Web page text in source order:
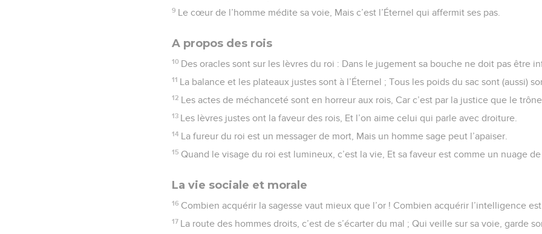
9 Le cœur de l’homme médite sa voie, Mais c’est l’Éternel qui affermit ses pas.
A propos des rois
10 Des oracles sont sur les lèvres du roi : Dans le jugement sa bouche ne doit pas être
11 La balance et les plateaux justes sont à l’Éternel ; Tous les poids du sac sont (aussi)
12 Les actes de méchanceté sont en horreur aux rois, Car c’est par la justice que le trône
13 Les lèvres justes ont la faveur des rois, Et l’on aime celui qui parle avec droiture.
14 La fureur du roi est un messager de mort, Mais un homme sage peut l’apaiser.
15 Quand le visage du roi est lumineux, c’est la vie, Et sa faveur est comme un nuage
La vie sociale et morale
16 Combien acquérir la sagesse vaut mieux que l’or ! Combien acquérir l’intelligence
17 La route des hommes droits, c’est de s’écarter du mal ; Qui veille sur sa voie, garde